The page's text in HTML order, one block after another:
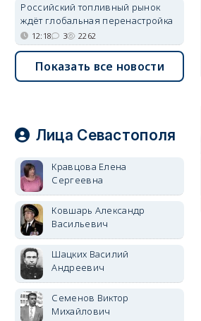
Российский топливный рынок
ждёт глобальная перенастройка
12:18 3 2262
Показать все новости
Лица Севастополя
Кравцова Елена
Сергеевна
Ковшарь Александр
Васильевич
Шацких Василий
Андреевич
Семенов Виктор
Михайлович